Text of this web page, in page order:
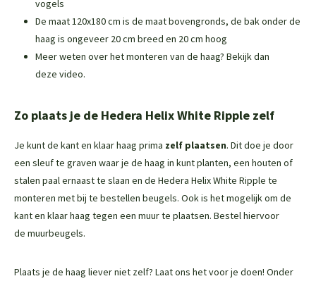
vogels
De maat 120x180 cm is de maat bovengronds, de bak onder de
haag is ongeveer 20 cm breed en 20 cm hoog
Meer weten over het monteren van de haag? Bekijk dan
deze video.
Zo plaats je de Hedera Helix White Ripple zelf
Je kunt de kant en klaar haag prima zelf plaatsen. Dit doe je door
een sleuf te graven waar je de haag in kunt planten, een houten of
stalen paal ernaast te slaan en de Hedera Helix White Ripple te
monteren met bij te bestellen beugels. Ook is het mogelijk om de
kant en klaar haag tegen een muur te plaatsen. Bestel hiervoor
de muurbeugels.
Plaats je de haag liever niet zelf? Laat ons het voor je doen! Onder